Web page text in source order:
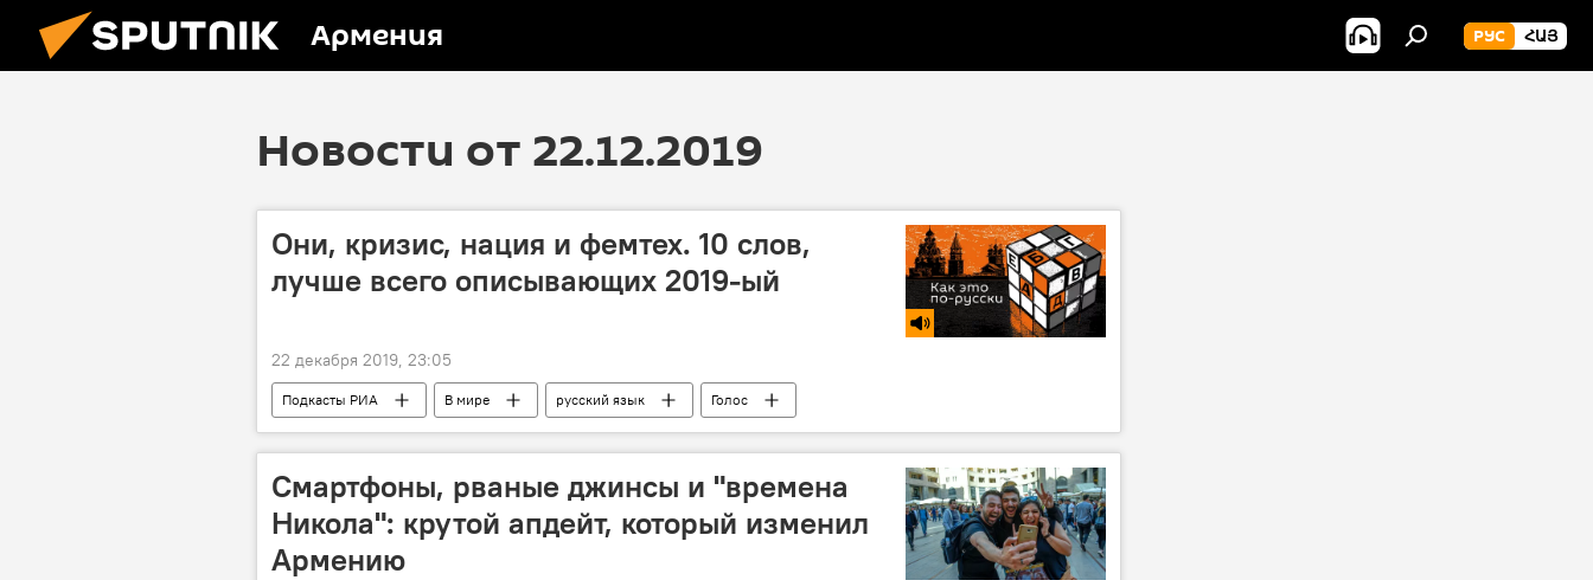
Армения РУС ՀԱՅ
Новости от 22.12.2019
Они, кризис, нация и фемтех. 10 слов,
лучше всего описывающих 2019-ый
22 декабря 2019, 23:05
Подкасты РИА В мире русский язык Голос
Смартфоны, рваные джинсы и "времена
Никола": крутой апдейт, который изменил
Армению